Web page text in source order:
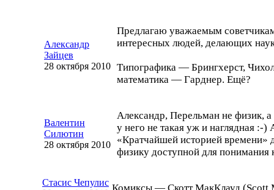
Александр
Зайцев
28 октября 2010
Предлагаю уважаемым
интересных людей, делающих
Типографика — Брингхерст,
математика — Гарднер. Ещё?
Валентин
Силютин
28 октября 2010
Александр, Перельман не физик, а
у него не такая уж и наглядная :-)
«Кратчайшей историей времени»
физику доступной для
Стасис Чепулис